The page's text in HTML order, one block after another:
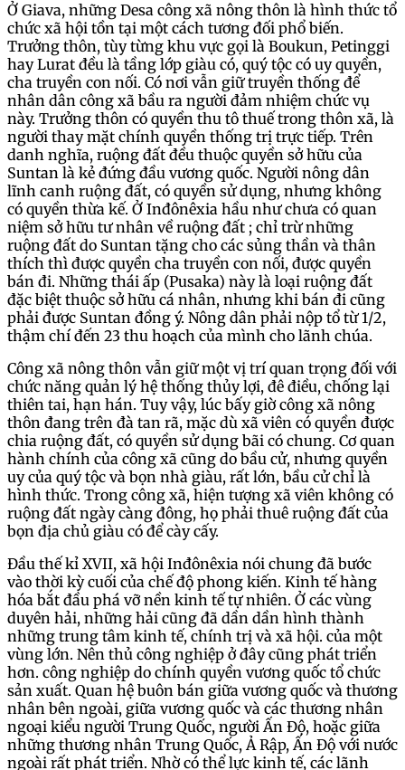
Ở Giava, những Desa công xã nông thôn là hình thức tổ
chức xã hội tồn tại một cách tương đối phổ biến.
Trưởng thôn, tùy từng khu vực gọi là Boukun, Petinggi
hay Lurat đều là tầng lớp giàu có, quý tộc có uy quyền,
cha truyền con nối. Có nơi vẫn giữ truyền thống để
nhân dân công xã bầu ra người đảm nhiệm chức vụ
này. Trưởng thôn có quyền thu tô thuế trong thôn xã, là
người thay mặt chính quyền thống trị trực tiếp. Trên
danh nghĩa, ruộng đất đều thuộc quyền sở hữu của
Suntan là kẻ đứng đầu vương quốc. Người nông dân
lĩnh canh ruộng đất, có quyền sử dụng, nhưng không
có quyền thừa kế. Ở Inđônêxia hầu như chưa có quan
niệm sở hữu tư nhân về ruộng đất ; chỉ trừ những
ruộng đất do Suntan tặng cho các sủng thần và thân
thích thì được quyền cha truyền con nối, được quyền
bán đi. Những thái ấp (Pusaka) này là loại ruộng đất
đặc biệt thuộc sở hữu cá nhân, nhưng khi bán đi cũng
phải được Suntan đồng ý. Nông dân phải nộp tổ từ 1/2,
thậm chí đến 23 thu hoạch của mình cho lãnh chúa.
Công xã nông thôn vẫn giữ một vị trí quan trọng đối với
chức năng quản lý hệ thống thủy lợi, đê điều, chống lại
thiên tai, hạn hán. Tuy vậy, lúc bấy giờ công xã nông
thôn đang trên đà tan rã, mặc dù xã viên có quyền được
chia ruộng đất, có quyền sử dụng bãi có chung. Cơ quan
hành chính của công xã cũng do bầu cử, nhưng quyền
uy của quý tộc và bọn nhà giàu, rất lớn, bầu cử chỉ là
hình thức. Trong công xã, hiện tượng xã viên không có
ruộng đất ngày càng đông, họ phải thuê ruộng đất của
bọn địa chủ giàu có để cày cấy.
Đầu thế kỉ XVII, xã hội Inđônêxia nói chung đã bước
vào thời kỳ cuối của chế độ phong kiến. Kinh tế hàng
hóa bắt đầu phá vỡ nền kinh tế tự nhiên. Ở các vùng
duyên hải, những hải cũng đã dần dần hình thành
những trung tâm kinh tế, chính trị và xã hội. của một
vùng lớn. Nên thủ công nghiệp ở đây cũng phát triển
hơn. công nghiệp do chính quyền vương quốc tổ chức
sản xuất. Quan hệ buôn bán giữa vương quốc và thương
nhân bên ngoài, giữa vương quốc và các thương nhân
ngoại kiểu người Trung Quốc, người Ấn Độ, hoặc giữa
những thương nhân Trung Quốc, Ả Rập, Ấn Độ với nước
ngoài rất phát triển. Nhờ có thể lực kinh tế, các lãnh